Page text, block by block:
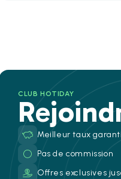
CLUB HOTIDAY
Meilleur taux garanti
Pas de commission
Offres exclusives